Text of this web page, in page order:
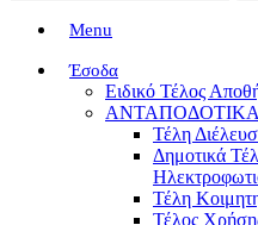
Menu
Έσοδα
Ειδικό Τέλος
Τέλη
Δημοτικά
Τέλη
Τέλος